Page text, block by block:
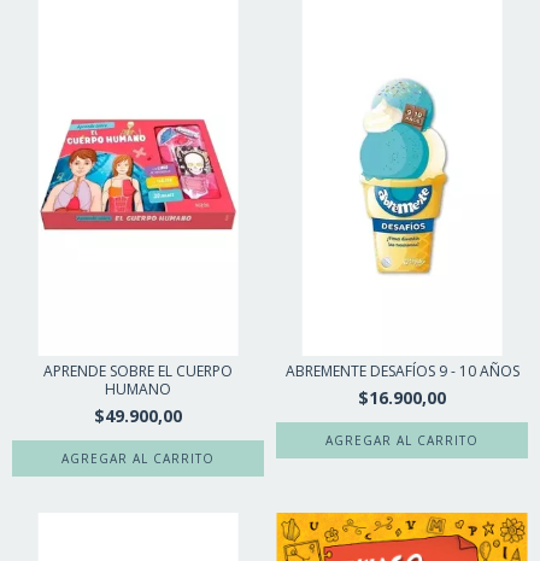
APRENDE SOBRE EL CUERPO
HUMANO
$49.900,00
ABREMENTE DESAFÍOS 9 - 10 AÑOS
$16.900,00